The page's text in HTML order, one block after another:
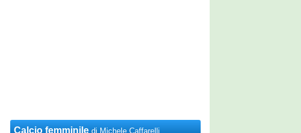
Calcio femminile di Michele Caffarelli